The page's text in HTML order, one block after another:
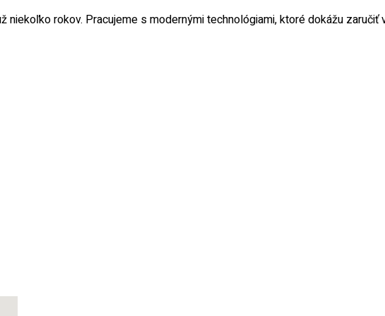
rokov. Pracujeme s modernými technológiami, ktoré dokážu